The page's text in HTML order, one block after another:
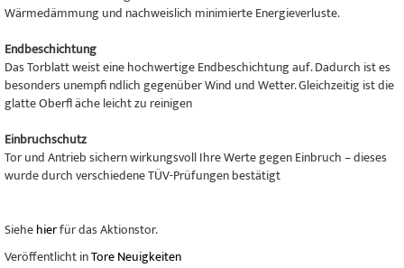
Wärmedämmung und nachweislich minimierte Energieverluste.
Endbeschichtung
Das Torblatt weist eine hochwertige Endbeschichtung auf. Dadurch ist es
besonders unempfi ndlich gegenüber Wind und Wetter. Gleichzeitig ist die
glatte Oberfl äche leicht zu reinigen
Einbruchschutz
Tor und Antrieb sichern wirkungsvoll Ihre Werte gegen Einbruch – dieses
wurde durch verschiedene TÜV-Prüfungen bestätigt
Siehehierfür das Aktionstor.
Veröffentlicht inTore Neuigkeiten